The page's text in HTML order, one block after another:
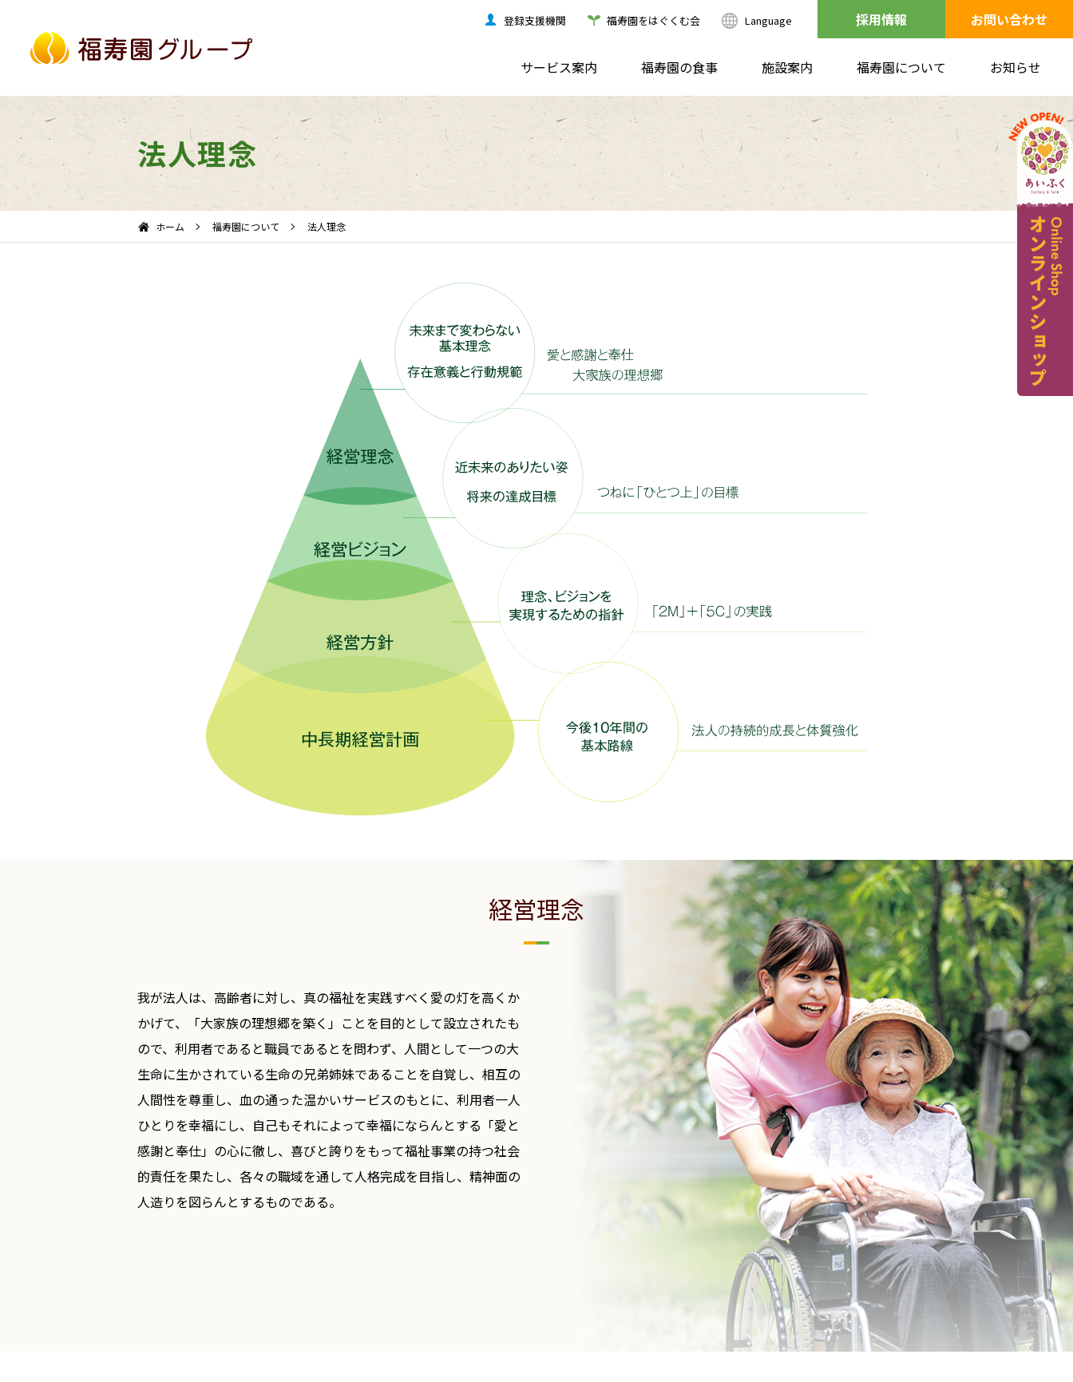
登録支援機関 福寿園をはぐくむ会 Language 採用情報 お問い合わせ
サービス案内 福寿園の食事 施設案内 福寿園について お知らせ
法人理念
ホーム 福寿園について 法人理念
経営理念
我が法人は、高齢者に対し、真の福祉を実践すべく愛の灯を高くか
かげて、「大家族の理想郷を築く」ことを目的として設立されたも
ので、利用者であると職員であるとを問わず、人間として一つの大
生命に生かされている生命の兄弟姉妹であることを自覚し、相互の
人間性を尊重し、血の通った温かいサービスのもとに、利用者一人
ひとりを幸福にし、自己もそれによって幸福にならんとする「愛と
感謝と奉仕」の心に徹し、喜びと誇りをもって福祉事業の持つ社会
的責任を果たし、各々の職域を通して人格完成を目指し、精神面の
人造りを図らんとするものである。